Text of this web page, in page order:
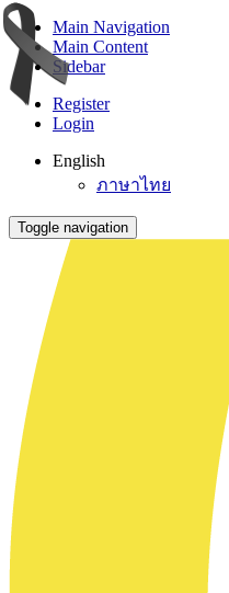
Main Navigation
Main Content
Sidebar
Register
Login
English
ภาษาไทย
Toggle navigation